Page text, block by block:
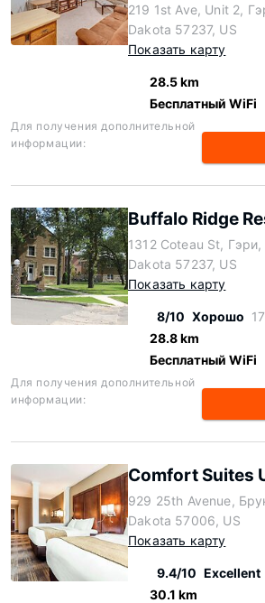
219 1st Ave, Unit 2,
Dakota 57237, US
Показать карту
28.5 km
Бесплатный WiFi
Для получения дополнительной
информации:
Buffalo Ridge
1312 Coteau St, Гэри,
Dakota 57237, US
Показать карту
8/10 Хорошо
28.8 km
Бесплатный WiFi
Для получения дополнительной
информации:
Comfort Suites
929 25th Avenue,
Dakota 57006, US
Показать карту
9.4/10 Excellent
30.1 km